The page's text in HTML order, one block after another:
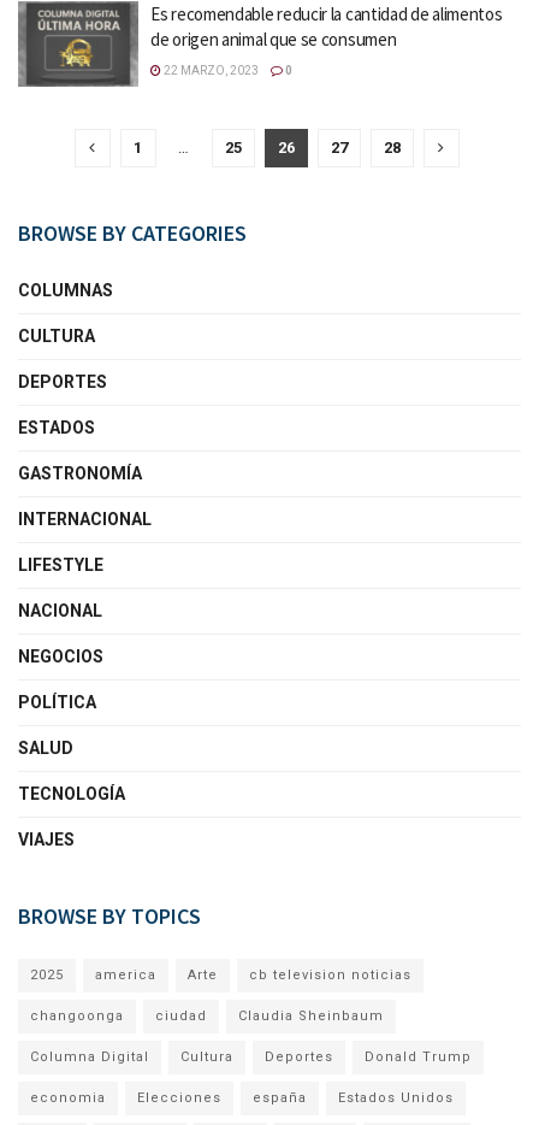
Es recomendable reducir la cantidad de alimentos
de origen animal que se consumen
22 MARZO, 2023 0
1 … 25 26 27 28
BROWSE BY CATEGORIES
COLUMNAS
CULTURA
DEPORTES
ESTADOS
GASTRONOMÍA
INTERNACIONAL
LIFESTYLE
NACIONAL
NEGOCIOS
POLÍTICA
SALUD
TECNOLOGÍA
VIAJES
BROWSE BY TOPICS
2025 america Arte cb television noticias
changoonga ciudad Claudia Sheinbaum
Columna Digital Cultura Deportes Donald Trump
economia Elecciones españa Estados Unidos